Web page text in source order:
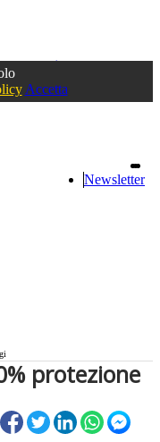
Accedioppure registrati
Accetta
Newsletter
protezione